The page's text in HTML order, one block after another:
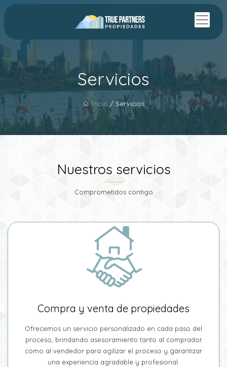
Servicios
Inicio / Servicios
Nuestros servicios
Comprometidos contigo
Compra y venta de propiedades
Ofrecemos un servicio personalizado en cada paso del
proceso, brindando asesoramiento tanto al comprador
como al vendedor para agilizar el proceso y garantizar
una experiencia agradable y profesional.